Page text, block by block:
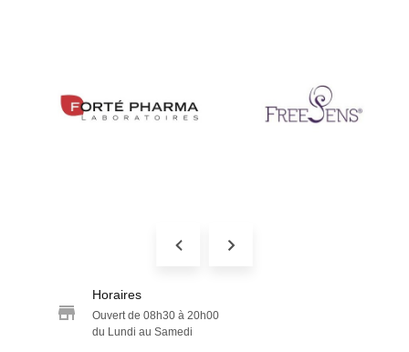
Horaires
Ouvert de 08h30 à 20h00
du Lundi au Samedi